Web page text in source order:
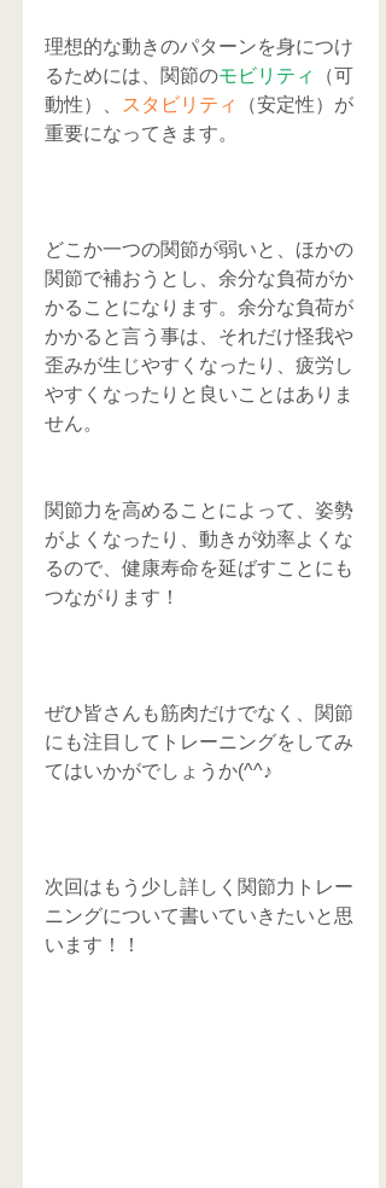
理想的な動きのパターンを身につけ
るためには、関節のモビリティ
（可
動性）、
スタビリティ
（安定性）が
重要になってきます。
どこか一つの関節が弱いと、ほかの
関節で補おうとし、余分な負荷がか
かることになります。余分な負荷が
かかると言う事は、それだけ怪我や
歪みが生じやすくなったり、疲労し
やすくなったりと良いことはありま
せん。
関節力を高めることによって、姿勢
がよくなったり、動きが効率よくな
るので、健康寿命を延ばすことにも
つながります！
ぜひ皆さんも筋肉だけでなく、関節
にも注目してトレーニングをしてみ
てはいかがでしょうか(^^♪
次回はもう少し詳しく関節力トレー
ニングについて書いていきたいと思
います！！